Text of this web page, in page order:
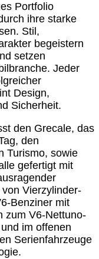
Portfolio
ihre starke
Stil,
begeistern
setzen
Jeder
Design,
Sicherheit.
den Grecale, das
den
Turismo, sowie
gefertigt mit
Vierzylinder-
Benziner mit
zum V6-Nettuno-
im offenen
Serienfahrzeuge